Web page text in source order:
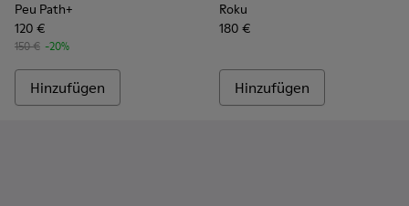
Peu Path+
120 €
150 € -20%
Hinzufügen
Roku
180 €
Hinzufügen